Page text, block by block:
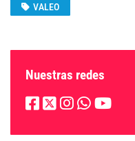
VALEO
Nuestras redes